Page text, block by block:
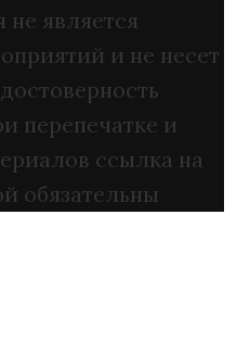
не является
и не несет
перепечатке и
ссылка на
обязательны